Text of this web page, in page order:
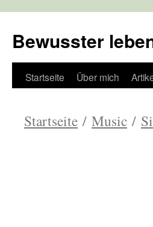
Bewusster
Zum
springen
Startseite Über mich
Startseite / Music /